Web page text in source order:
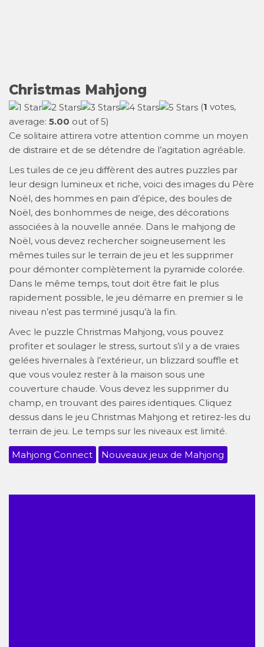
Christmas Mahjong
(1 votes,
average: 5.00 out of 5)
Ce solitaire attirera votre attention comme un moyen
de distraire et de se détendre de l’agitation agréable.
Les tuiles de ce jeu diffèrent des autres puzzles par
leur design lumineux et riche, voici des images du Père
Noël, des hommes en pain d’épice, des boules de
Noël, des bonhommes de neige, des décorations
associées à la nouvelle année. Dans le mahjong de
Noël, vous devez rechercher soigneusement les
mêmes tuiles sur le terrain de jeu et les supprimer
pour démonter complètement la pyramide colorée.
Dans le même temps, tout doit être fait le plus
rapidement possible, le jeu démarre en premier si le
niveau n’est pas terminé jusqu’à la fin.
Avec le puzzle Christmas Mahjong, vous pouvez
profiter et soulager le stress, surtout s’il y a de vraies
gelées hivernales à l’extérieur, un blizzard souffle et
que vous voulez rester à la maison sous une
couverture chaude. Vous devez les supprimer du
champ, en trouvant des paires identiques. Cliquez
dessus dans le jeu Christmas Mahjong et retirez-les du
terrain de jeu. Le temps sur les niveaux est limité.
Mahjong Connect Nouveaux jeux de Mahjong